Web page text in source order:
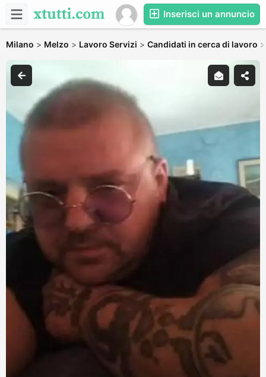
Inserisci un annuncio
Milano > Melzo > Lavoro Servizi > Candidati in cerca di lavoro